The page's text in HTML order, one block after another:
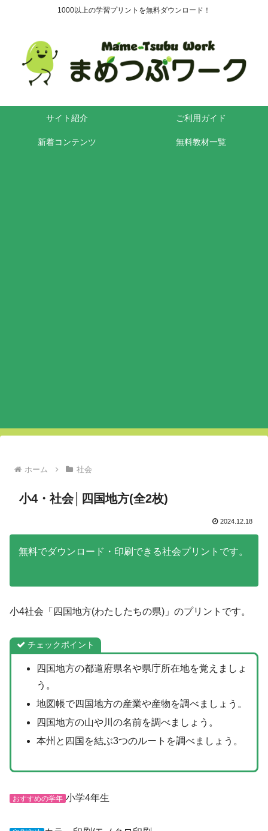
1000以上の学習プリントを無料ダウンロード！
サイト紹介 ご利用ガイド
新着コンテンツ 無料教材一覧
ホーム 社会
小4・社会│四国地方(全2枚)
2024.12.18
無料でダウンロード・印刷できる社会プリントです。
小4社会「四国地方(わたしたちの県)」のプリントです。
チェックポイント
四国地方の都道府県名や県庁所在地を覚えましょ
う。
地図帳で四国地方の産業や産物を調べましょう。
四国地方の山や川の名前を調べましょう。
本州と四国を結ぶ3つのルートを調べましょう。
おすすめの学年 小学4年生